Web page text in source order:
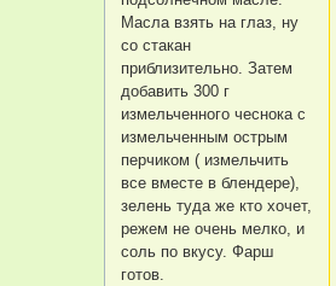
Масла взять на глаз, ну
со стакан
приблизительно. Затем
добавить 300 г
измельченного чеснока с
измельченным острым
перчиком ( измельчить
все вместе в блендере),
зелень туда же кто хочет,
pежем не очень мелко, и
соль по вкусу. Фарш
готов.